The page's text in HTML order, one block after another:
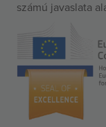
számú javaslata